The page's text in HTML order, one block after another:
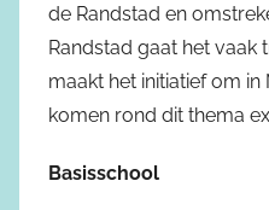
de Randstad en
Randstad gaat het vaak
maakt het initiatief om
komen rond dit thema
Basisschool